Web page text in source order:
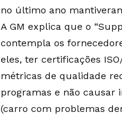
no último ano
A GM explica que o
contempla os
eles, ter certificações
métricas de qualidade
programas e não causar
(carro com problemas